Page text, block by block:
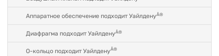
Аппаратное обеспечение подходит УайлденуÂ®
Диафрагма подходит УайлденуÂ®
О-кольцо подходит УайлденуÂ®